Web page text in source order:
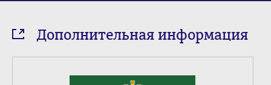
Дополнительная информация